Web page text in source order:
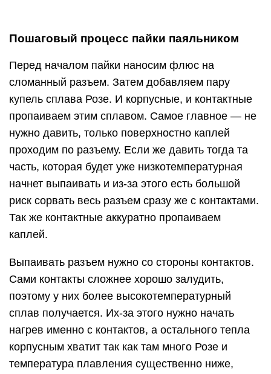
Пошаговый процесс пайки паяльником
Перед началом пайки наносим флюс на
сломанный разъем. Затем добавляем пару
купель сплава Розе. И корпусные, и контактные
пропаиваем этим сплавом. Самое главное — не
нужно давить, только поверхностно каплей
проходим по разъему. Если же давить тогда та
часть, которая будет уже низкотемпературная
начнет выпаивать и из-за этого есть большой
риск сорвать весь разъем сразу же с контактами.
Так же контактные аккуратно пропаиваем
каплей.
Выпаивать разъем нужно со стороны контактов.
Сами контакты сложнее хорошо залудить,
поэтому у них более высокотемпературный
сплав получается. Их-за этого нужно начать
нагрев именно с контактов, а остального тепла
корпусным хватит так как там много Розе и
температура плавления существенно ниже,